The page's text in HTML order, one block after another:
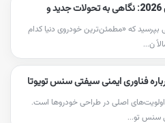
2026: نگاهی به تحولات جدید و
خودروی دنیا کدام
سیفتی سنس تویوتا
در طراحی خودروها است.